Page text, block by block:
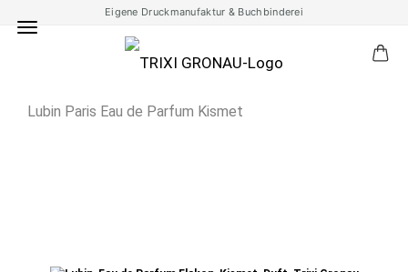
Eigene Druckmanufaktur & Buchbinderei
Lubin Paris Eau de Parfum Kismet